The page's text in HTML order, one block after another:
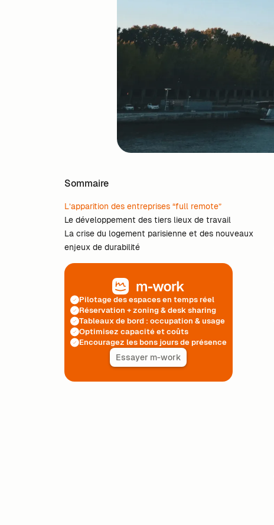
Sommaire
L’apparition des entreprises “full remote”
Le développement des tiers lieux de travail
La crise du logement parisienne et des nouveaux
enjeux de durabilité
Pilotage des espaces en temps réel
Réservation + zoning & desk sharing
Tableaux de bord : occupation & usage
Optimisez capacité et coûts
Encouragez les bons jours de présence
Essayer m-work